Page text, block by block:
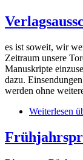
es ist soweit, wir
Zeitraum unsere
Manuskripte
dazu.
werden ohne
Weiterlesen